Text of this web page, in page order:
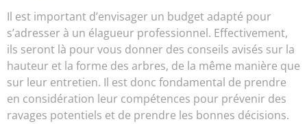
Il est important d’envisager un budget adapté pour
s’adresser à un élagueur professionnel. Effectivement,
ils seront là pour vous donner des conseils avisés sur la
hauteur et la forme des arbres, de la même manière que
sur leur entretien. Il est donc fondamental de prendre
en considération leur compétences pour prévenir des
ravages potentiels et de prendre les bonnes décisions.